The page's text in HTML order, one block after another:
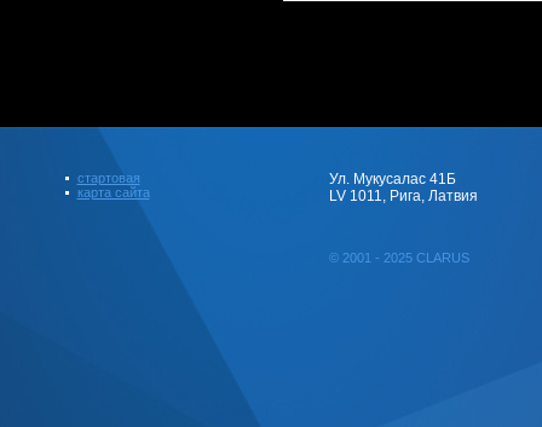
стартовая
карта сайта
Ул. Мукусалас 41Б
LV 1011, Рига, Латвия
© 2001 - 2025 CLARUS